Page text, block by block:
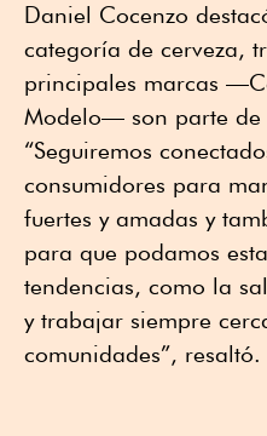
Daniel Cocenzo
categoría de cerveza,
principales marcas
Modelo— son parte de
“Seguiremos
consumidores para
fuertes y amadas y
para que podamos
tendencias, como la
y trabajar siempre
comunidades”, resaltó.